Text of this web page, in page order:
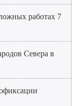
работах 7
Севера в